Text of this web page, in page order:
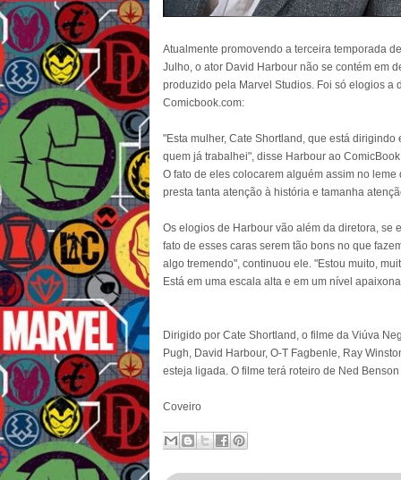
Atualmente promovendo a terceira temporada
Julho, o ator David Harbour não se contém em
produzido pela Marvel Studios. Foi só elogios a
Comicbook.com:
"Esta mulher, Cate Shortland, que está
quem já trabalhei", disse Harbour ao
O fato de eles colocarem alguém assim no
presta tanta atenção à história e tamanha
Os elogios de Harbour vão além da diretora, se
fato de esses caras serem tão bons no que
algo tremendo", continuou ele. "Estou muito,
Está em uma escala alta e em um nível
Dirigido por Cate Shortland, o filme da Viúva
Pugh, David Harbour, O-T Fagbenle, Ray
esteja ligada. O filme terá roteiro de Ned
Coveiro